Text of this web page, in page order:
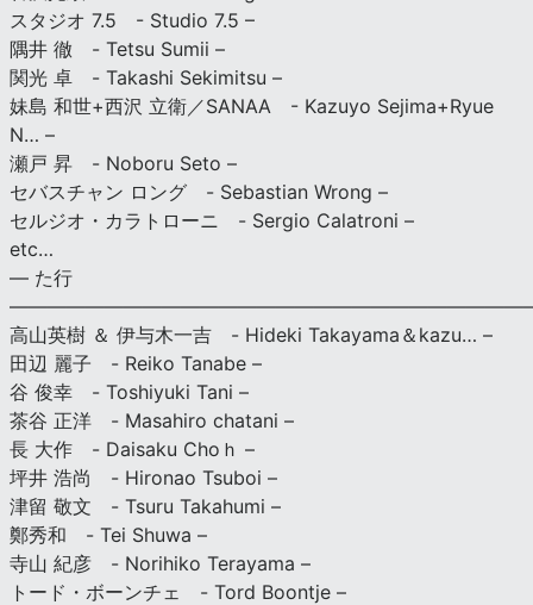
スタジオ 7.5 - Studio 7.5 –
隅井 徹 - Tetsu Sumii –
関光 卓 - Takashi Sekimitsu –
妹島 和世+西沢 立衛／SANAA - Kazuyo Sejima+Ryue
N… –
瀬戸 昇 - Noboru Seto –
セバスチャン ロング - Sebastian Wrong –
セルジオ・カラトローニ - Sergio Calatroni –
etc…
— た行
高山英樹 ＆ 伊与木一吉 - Hideki Takayama＆kazu… –
田辺 麗子 - Reiko Tanabe –
谷 俊幸 - Toshiyuki Tani –
茶谷 正洋 - Masahiro chatani –
長 大作 - Daisaku Choｈ –
坪井 浩尚 - Hironao Tsuboi –
津留 敬文 - Tsuru Takahumi –
鄭秀和 - Tei Shuwa –
寺山 紀彦 - Norihiko Terayama –
トード・ボーンチェ - Tord Boontje –